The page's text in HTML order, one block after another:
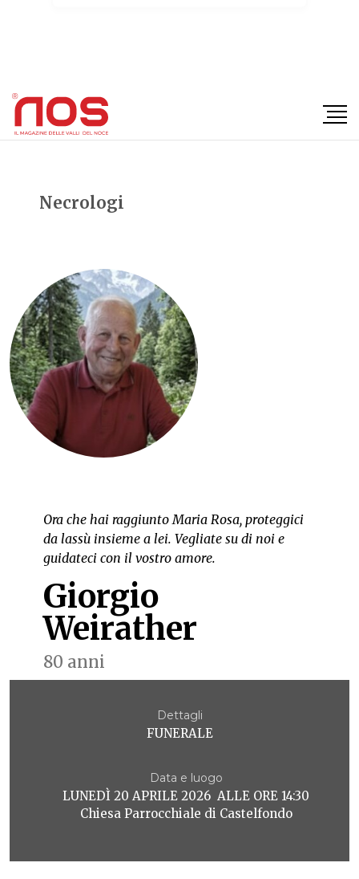
Necrologi
Ora che hai raggiunto Maria Rosa, proteggici
da lassù insieme a lei. Vegliate su di noi e
guidateci con il vostro amore.
Giorgio
Weirather
80 anni
Dettagli
FUNERALE
Data e luogo
LUNEDÌ 20 APRILE 2026 ALLE ORE 14:30
Chiesa Parrocchiale di Castelfondo